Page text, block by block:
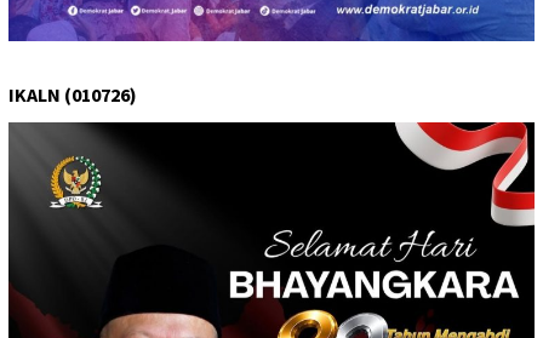
IKALN (010726)